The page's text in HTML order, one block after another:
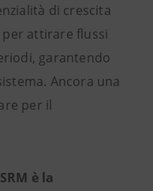
di crescita
attirare flussi
garantendo
Ancora una
per il
è la